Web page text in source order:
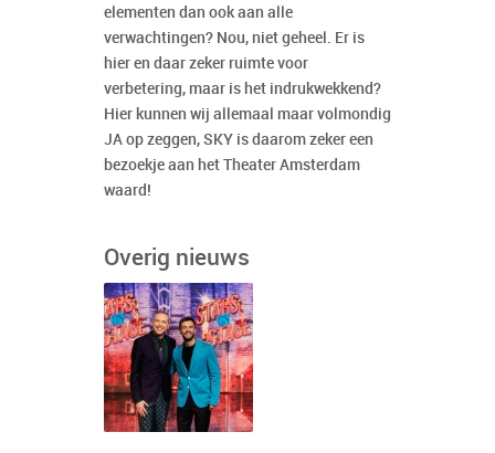
elementen dan ook aan alle
verwachtingen? Nou, niet geheel. Er is
hier en daar zeker ruimte voor
verbetering, maar is het indrukwekkend?
Hier kunnen wij allemaal maar volmondig
JA op zeggen, SKY is daarom zeker een
bezoekje aan het Theater Amsterdam
waard!
Overig nieuws